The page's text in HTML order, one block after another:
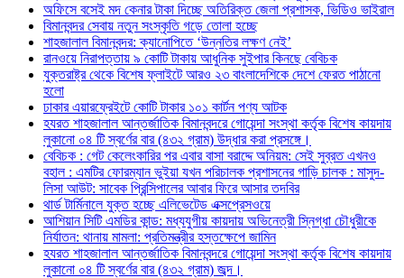
অফিসে বসেই মদ কেনার টাকা দিচ্ছে অতিরিক্ত জেলা প্রশাসক, ভিডিও ভাইরাল
বিমানবন্দর সেবায় নতুন সংস্কৃতি গড়ে তোলা হচ্ছে
শাহজালাল বিমানবন্দর: ক্যানোপিতে ‘উন্নতির লক্ষণ নেই’
রানওয়ে নিরাপত্তায় ৯ কোটি টাকায় আধুনিক সুইপার কিনছে বেবিচক
যুক্তরাষ্ট্র থেকে বিশেষ ফ্লাইটে আরও ২৩ বাংলাদেশিকে দেশে ফেরত পাঠানো
হলো
ঢাকার এয়ারফ্রেইটে কোটি টাকার ১০১ কার্টন পণ্য আটক
হযরত শাহজালাল আন্তর্জাতিক বিমানবন্দরে গোয়েন্দা সংস্থা কর্তৃক বিশেষ কায়দায়
লুকানো ০৪ টি স্বর্ণের বার (৪৩২ গ্রাম) উদ্ধার করা প্রসঙ্গে।
বেবিচক : গেট কেলেংকারির পর এবার বাসা বরাদ্দে অনিয়ম: সেই সুব্রত এখনও
বহাল : এমটির ফোরম্যান ভুইয়া যখন পরিচালক প্রশাসনের গাড়ি চালক : মাসুদ-
লিসা আউট: সাবেক প্রিন্সিপালের আবার ফিরে আসার তদবির
থার্ড টার্মিনালে যুক্ত হচ্ছে এলিভেটেড এক্সপ্রেসওয়ে
আশিয়ান সিটি এমডির কান্ড: মধ্যযুগীয় কায়দায় অভিনেত্রী স্নিগ্ধা চৌধুরীকে
নির্যাতন: থানায় মামলা: প্রতিমন্ত্রীর হস্তক্ষেপে জামিন
হযরত শাহজালাল আন্তর্জাতিক বিমানবন্দরে গোয়েন্দা সংস্থা কর্তৃক বিশেষ কায়দায়
লুকানো ০৪ টি স্বর্ণের বার (৪৩২ গ্রাম) জব্দ।